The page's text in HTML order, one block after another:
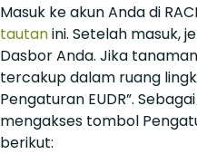
Masuk ke akun Anda di
tautanini. Setelah masuk,
Dasbor Anda. Jika
tercakup dalam ruang
Pengaturan EUDR”.
mengakses tombol
berikut: